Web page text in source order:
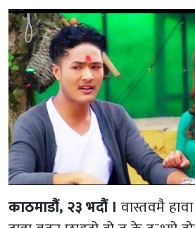
काठमाडौं, २३ भदौं । वास्तवमै